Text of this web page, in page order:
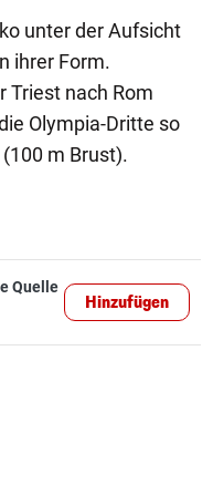
unter der Aufsicht
ihrer Form.
Triest nach Rom
Olympia-Dritte so
m Brust).
Quelle
Hinzufügen